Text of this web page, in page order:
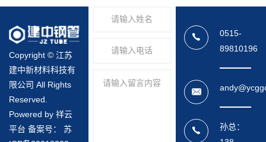
Copyright © 江苏
建中新材料科技有
限公司 All Rights
Reserved.
Powered by 祥云
平台 备案号： 苏
0515-
89810196
孙总：